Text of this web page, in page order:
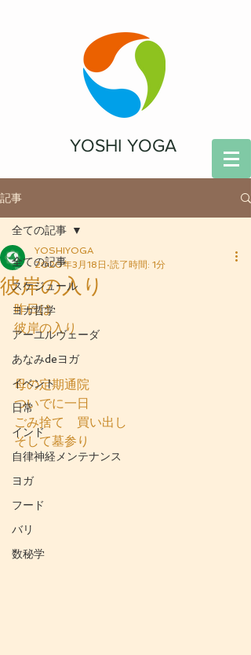
YOSHI YOGA
記事
全ての記事
スケジュール
ヨガ哲学
アーユルヴェーダ
あなみdeヨガ
イベント
日常
インド
自律神経メンテナンス
ヨガ
フード
バリ
数秘学
全ての記事
彼岸の入り
YOSHIYOGA
2020年3月18日 読了時間: 1分
昨日は
彼岸の入り
母の定期通院
ついでに一日
ごみ捨て　買い出し
そして墓参り